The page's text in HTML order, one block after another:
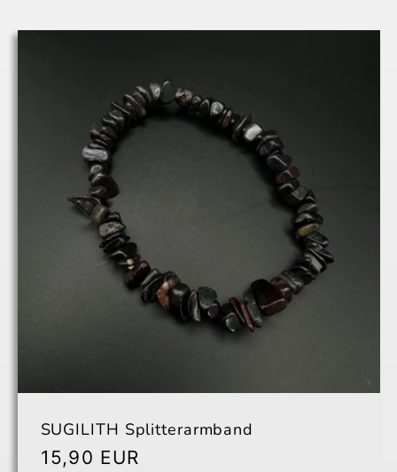
SUGILITH Splitterarmband
Normaler
15,90 EUR